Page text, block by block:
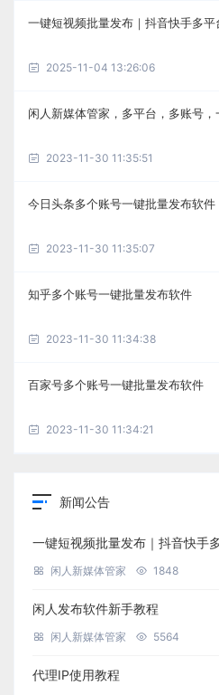
一键短视频批量发布｜抖音快手多
2025-11-04 13:26:06
闲人新媒体管家，多平台，多账号
2023-11-30 11:35:51
今日头条多个账号一键批量发布软件
2023-11-30 11:35:07
知乎多个账号一键批量发布软件
2023-11-30 11:34:38
百家号多个账号一键批量发布软件
2023-11-30 11:34:21
新闻公告
一键短视频批量发布｜抖音快手
闲人新媒体管家 1848
闲人发布软件新手教程
闲人新媒体管家 5564
代理IP使用教程